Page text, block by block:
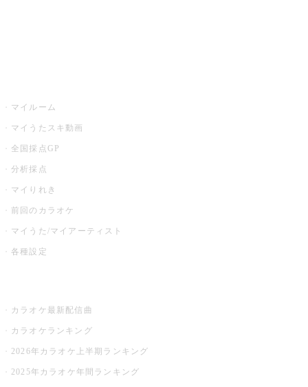
マイルーム
マイうたスキ動画
全国採点GP
分析採点
マイりれき
前回のカラオケ
マイうた/マイアーティスト
各種設定
カラオケ最新配信曲
カラオケランキング
2026年カラオケ上半期ランキング
2025年カラオケ年間ランキング